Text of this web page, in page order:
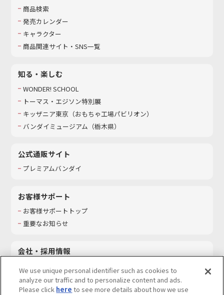
商品検索
発売カレンダー
キャラクター
商品関連サイト・SNS一覧
知る・楽しむ
WONDER! SCHOOL
トーマス・エジソン特別展
キッザニア東京（おもちゃ工場パビリオン）​
バンダイミュージアム（栃木県）
公式通販サイト
プレミアムバンダイ
お客様サポート
お客様サポートトップ
重要なお知らせ
会社・採用情報
採用情報
サステナビリティ
We use unique personal identifier such as cookies to
analyze our traffic and to personalize content and ads.
Please click here to see more details about how we use